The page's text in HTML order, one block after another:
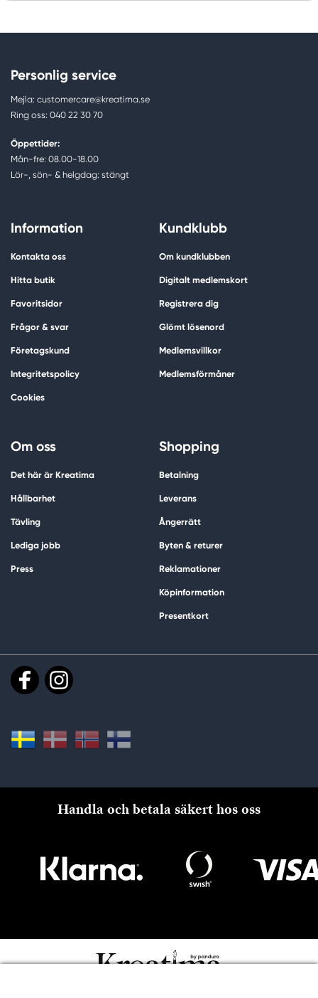
Personlig service
Mejla: customercare@kreatima.se
Ring oss: 040 22 30 70
Öppettider:
Mån-fre: 08.00-18.00
Lör-, sön- & helgdag: stängt
Information
Kontakta oss
Hitta butik
Favoritsidor
Frågor & svar
Företagskund
Integritetspolicy
Cookies
Kundklubb
Om kundklubben
Digitalt medlemskort
Registrera dig
Glömt lösenord
Medlemsvillkor
Medlemsförmåner
Om oss
Det här är Kreatima
Hållbarhet
Tävling
Lediga jobb
Press
Shopping
Betalning
Leverans
Ångerrätt
Byten & returer
Reklamationer
Köpinformation
Presentkort
Handla och betala säkert hos oss